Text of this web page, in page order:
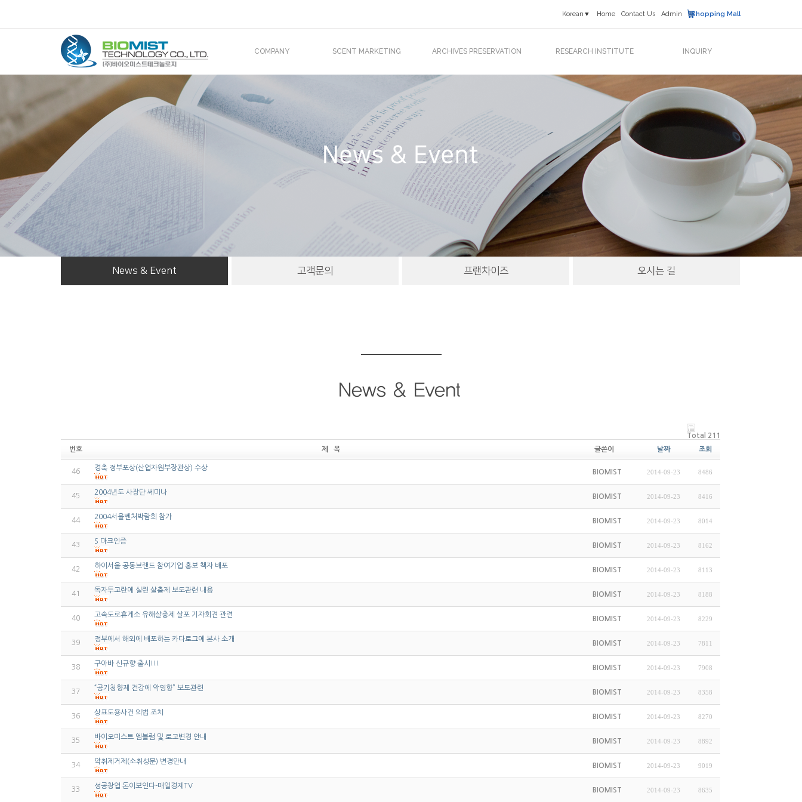
Korean▼ Home Contact Us Admin Shopping Mall
COMPANY
조직도
산업재산권
SCENT MARKETING
바이오미스트
아이센트
주문제작 서비스
ARCHIVES PRESERVATION
소독 서비스
RESEARCH INSTITUTE
연구소 소개
연구활동
연구실적
INQUIRY
News & Event
고객문의
News & Event 고객문의 프랜차이즈 오시는 길
News & Event
Total 211
번호
제 목 글쓴이 날짜 조회
46 경축 정부포상(산업자원부장관상) 수상
BIOMIST 2014-09-23 8486
45 2004년도 사장단 쎄미나
BIOMIST 2014-09-23 8416
44 2004서울벤처박람회 참가
BIOMIST 2014-09-23 8014
43 S 마크인증
BIOMIST 2014-09-23 8162
42 하이서울 공동브랜드 참여기업 홍보 책자 배포
BIOMIST 2014-09-23 8113
41 독자투고란에 실린 살충제 보도관련 내용
BIOMIST 2014-09-23 8188
40 고속도로휴게소 유해살충제 살포 기자회견 관련
BIOMIST 2014-09-23 8229
39 정부에서 해외에 배포하는 카다로그에 본사 소개
BIOMIST 2014-09-23 7811
38 구아바 신규향 출시!!!
BIOMIST 2014-09-23 7908
37 “공기청향제 건강에 악영향” 보도관련
BIOMIST 2014-09-23 8358
36 상표도용사건 의법 조치
BIOMIST 2014-09-23 8270
35 바이오미스트 엠블럼 및 로고변경 안내
BIOMIST 2014-09-23 8892
34 악취제거제(소취성분) 변경안내
BIOMIST 2014-09-23 9019
33 성공창업 돈이보인다-매일경제TV
BIOMIST 2014-09-23 8635